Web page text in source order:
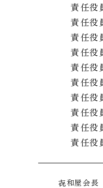
責任
責任役
責任役
責任役
責任役
責任役
責任役
責任役
責任役
責任役
㐂和屋会